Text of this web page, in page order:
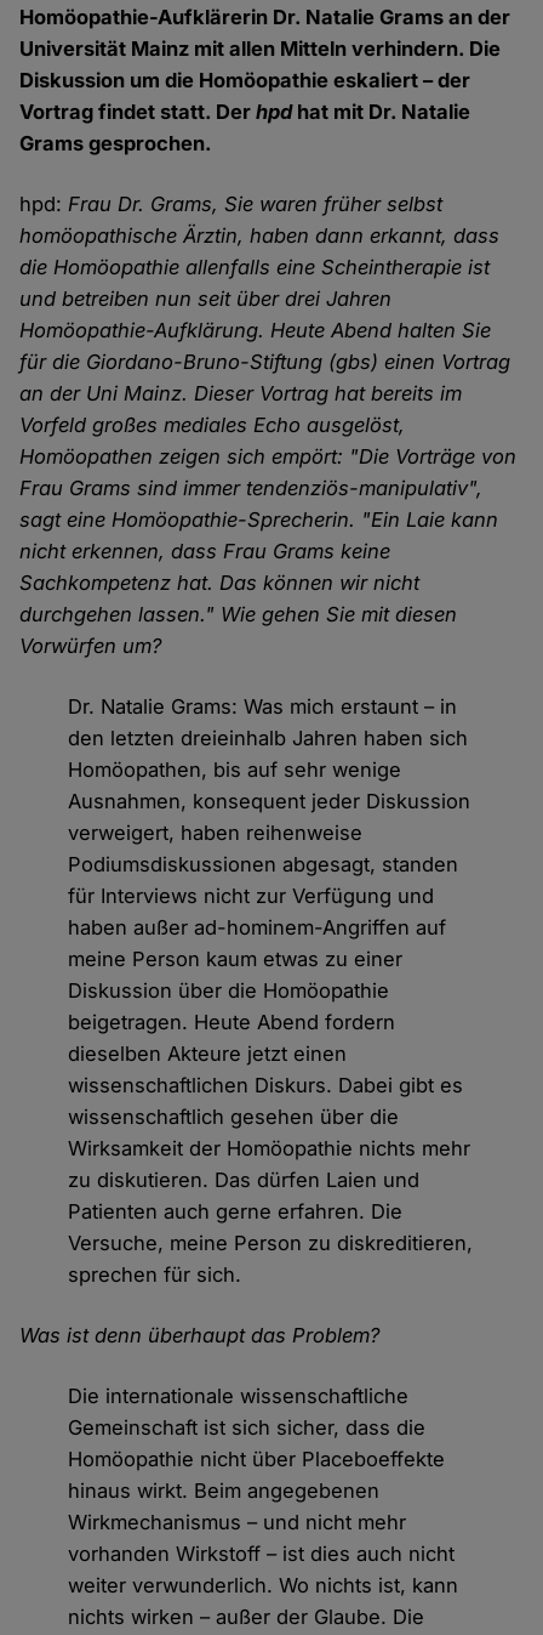
Homöopathie-Aufklärerin Dr. Natalie Grams an der
Universität Mainz mit allen Mitteln verhindern. Die
Diskussion um die Homöopathie eskaliert – der
Vortrag findet statt. Derhpdhat mit Dr. Natalie
Grams gesprochen.
hpd:Frau Dr. Grams, Sie waren früher selbst
homöopathische Ärztin, haben dann erkannt, dass
die Homöopathie allenfalls eine Scheintherapie ist
und betreiben nun seit über drei Jahren
Homöopathie-Aufklärung. Heute Abend halten Sie
für die Giordano-Bruno-Stiftung (gbs) einen Vortrag
an der Uni Mainz. Dieser Vortrag hat bereits im
Vorfeld großes mediales Echo ausgelöst,
Homöopathen zeigen sich empört: "Die Vorträge von
Frau Grams sind immer tendenziös-manipulativ",
sagt eine Homöopathie-Sprecherin. "Ein Laie kann
nicht erkennen, dass Frau Grams keine
Sachkompetenz hat. Das können wir nicht
durchgehen lassen." Wie gehen Sie mit diesen
Vorwürfen um?
Dr. Natalie Grams: Was mich erstaunt – in
den letzten dreieinhalb Jahren haben sich
Homöopathen, bis auf sehr wenige
Ausnahmen, konsequent jeder Diskussion
verweigert, haben reihenweise
Podiumsdiskussionen abgesagt, standen
für Interviews nicht zur Verfügung und
haben außer ad-hominem-Angriffen auf
meine Person kaum etwas zu einer
Diskussion über die Homöopathie
beigetragen. Heute Abend fordern
dieselben Akteure jetzt einen
wissenschaftlichen Diskurs. Dabei gibt es
wissenschaftlich gesehen über die
Wirksamkeit der Homöopathie nichts mehr
zu diskutieren. Das dürfen Laien und
Patienten auch gerne erfahren. Die
Versuche, meine Person zu diskreditieren,
sprechen für sich.
Was ist denn überhaupt das Problem?
Die internationale wissenschaftliche
Gemeinschaft ist sich sicher, dass die
Homöopathie nicht über Placeboeffekte
hinaus wirkt. Beim angegebenen
Wirkmechanismus – und nicht mehr
vorhanden Wirkstoff – ist dies auch nicht
weiter verwunderlich. Wo nichts ist, kann
nichts wirken – außer der Glaube. Die